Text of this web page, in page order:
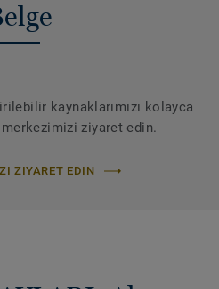
kaynaklarımızı kolayca
ziyaret edin.
ZIYARET EDIN